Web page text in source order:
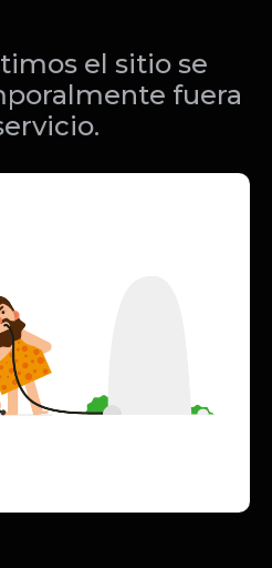
el sitio se
fuera